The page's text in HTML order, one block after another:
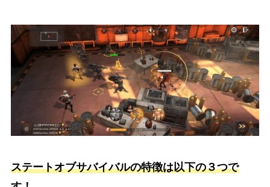
ステートオブサバイバルの特徴は以下の３つで